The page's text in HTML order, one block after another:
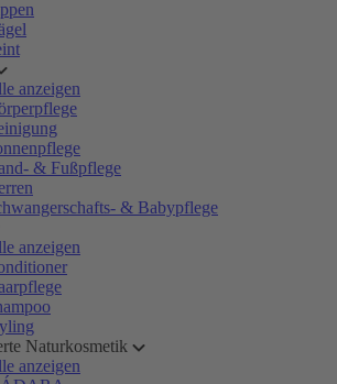
anzeigen
& Fußpflege
& Babypflege
anzeigen
Naturkosmetik
anzeigen